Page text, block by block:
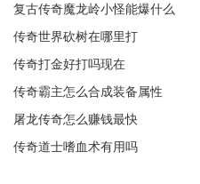
复古传奇魔龙岭小怪能爆什么
传奇世界砍树在哪里打
传奇打金好打吗现在
传奇霸主怎么合成装备属性
屠龙传奇怎么赚钱最快
传奇道士嗜血术有用吗